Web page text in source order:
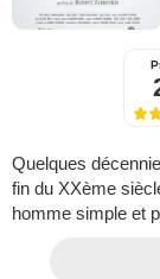
Quelques
fin du XXème
homme simple et